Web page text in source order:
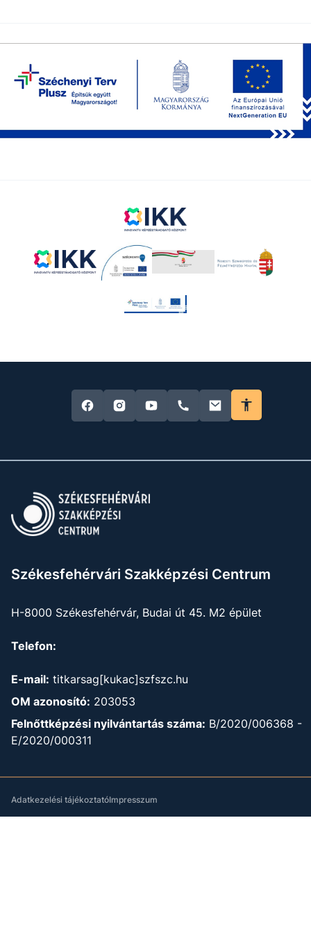
Székesfehérvári Szakképzési Centrum
H-8000 Székesfehérvár, Budai út 45. M2 épület
Telefon:
E-mail: titkarsag[kukac]szfszc.hu
OM azonosító: 203053
Felnőttképzési nyilvántartás száma: B/2020/006368 -
E/2020/000311
Adatkezelési tájékoztatóImpresszum